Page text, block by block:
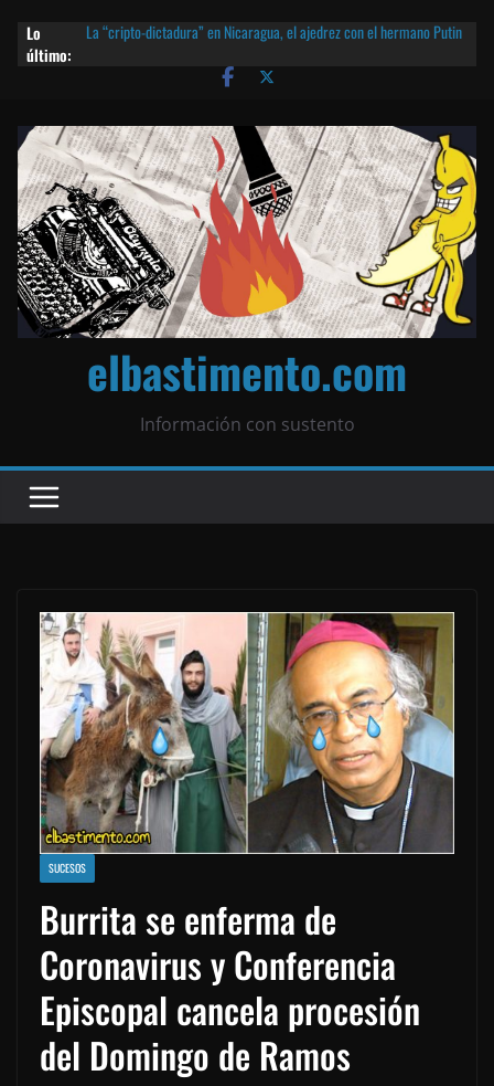
Lo
último:
La “cripto-dictadura” en Nicaragua, el ajedrez con el hermano Putin
Agarrá tu POLLO FRITO, vamos a la dictadura ETERNA | ¡O lo que
¡El partido único! Nicaragua, la Corea del Norte con queso frito y el
Batman de Matagalpa
Las mentiras del Cardenal Leopoldo Brenes con el Papa
¿Piratas de El Carmen en la India? El barco fantasma de Nicaragua |
¡O lo que queda!
elbastimento.com
Información con sustento
SUCESOS
Burrita se enferma de
Coronavirus y Conferencia
Episcopal cancela procesión
del Domingo de Ramos